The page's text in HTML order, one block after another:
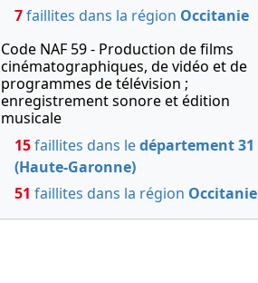
7faillites dans la région Occitanie
Code NAF 59 - Production de films
cinématographiques, de vidéo et de
programmes de télévision ;
enregistrement sonore et édition
musicale
15faillites dans ledépartement 31
(Haute-Garonne)
51 faillites dans la région Occitanie